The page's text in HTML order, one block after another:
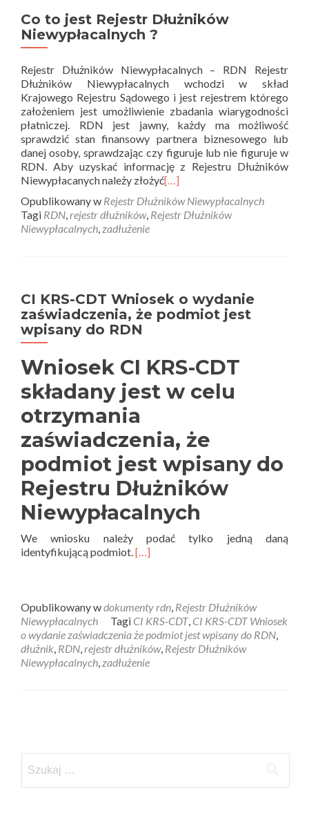
Co to jest Rejestr Dłużników
Niewypłacalnych ?
Rejestr Dłużników Niewypłacalnych – RDN Rejestr
Dłużników Niewypłacalnych wchodzi w skład
Krajowego Rejestru Sądowego i jest rejestrem którego
założeniem jest umożliwienie zbadania wiarygodności
płatniczej. RDN jest jawny, każdy ma możliwość
sprawdzić stan finansowy partnera biznesowego lub
danej osoby, sprawdzając czy figuruje lub nie figuruje w
RDN. Aby uzyskać informację z Rejestru Dłużników
Niewypłacanych należy złożyć[…]
Opublikowany w Rejestr Dłużników Niewypłacalnych
Tagi RDN,rejestr dłużników, Rejestr Dłużników
Niewypłacalnych,zadłużenie
CI KRS-CDT Wniosek o wydanie
zaświadczenia, że podmiot jest
wpisany do RDN
Wniosek CI KRS-CDT
składany jest w celu
otrzymania
zaświadczenia, że
podmiot jest wpisany do
Rejestru Dłużników
Niewypłacalnych
We wniosku należy podać tylko jedną daną
identyfikującą podmiot.[…]
Opublikowany wdokumenty rdn, Rejestr Dłużników
Niewypłacalnych
Tagi CI KRS-CDT, CI KRS-CDT Wniosek
o wydanie zaświadczenia że podmiot jest wpisany do RDN,
dłużnik, RDN,rejestr dłużników, Rejestr Dłużników
Niewypłacalnych,zadłużenie